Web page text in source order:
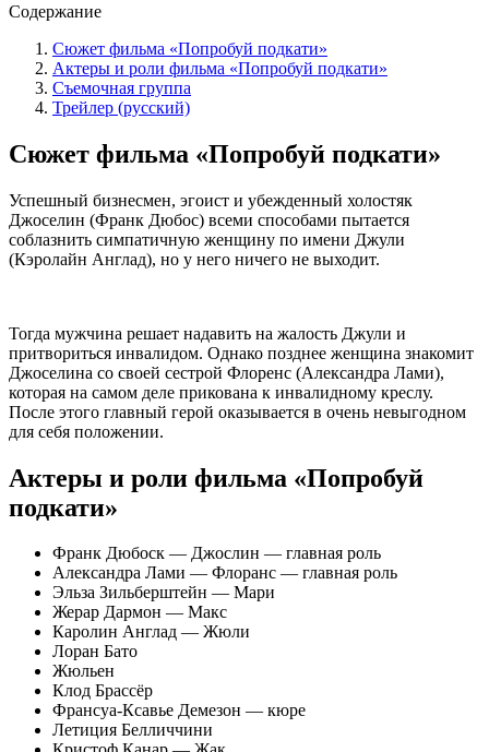
Содержание
Сюжет фильма «Попробуй подкати»
Актеры и роли фильма «Попробуй подкати»
Съемочная группа
Трейлер (русский)
Сюжет фильма «Попробуй подкати»
Успешный бизнесмен, эгоист и убежденный холостяк
Джоселин (Франк Дюбос) всеми способами пытается
соблазнить симпатичную женщину по имени Джули
(Кэролайн Англад), но у него ничего не выходит.
Тогда мужчина решает надавить на жалость Джули и
притвориться инвалидом. Однако позднее женщина знакомит
Джоселина со своей сестрой Флоренс (Александра Лами),
которая на самом деле прикована к инвалидному креслу.
После этого главный герой оказывается в очень невыгодном
для себя положении.
Актеры и роли фильма «Попробуй
подкати»
Франк Дюбоск — Джослин — главная роль
Александра Лами — Флоранс — главная роль
Эльза Зильберштейн — Мари
Жерар Дармон — Макс
Каролин Англад — Жюли
Лоран Бато
Жюльен
Клод Брассёр
Франсуа-Ксавье Демезон — кюре
Летиция Белличчини